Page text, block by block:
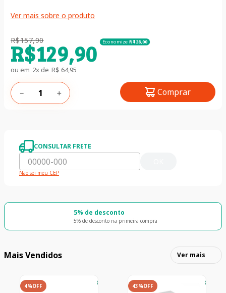
Ver mais sobre o produto
R$157,90 Economize R$28,00
R$129,90
ou em 2x de R$ 64,95
＋
－ Comprar
CONSULTAR FRETE
Não sei meu CEP
5% de desconto
5% de desconto na primeira compra
Mais Vendidos Ver mais
4%OFF 43%OFF